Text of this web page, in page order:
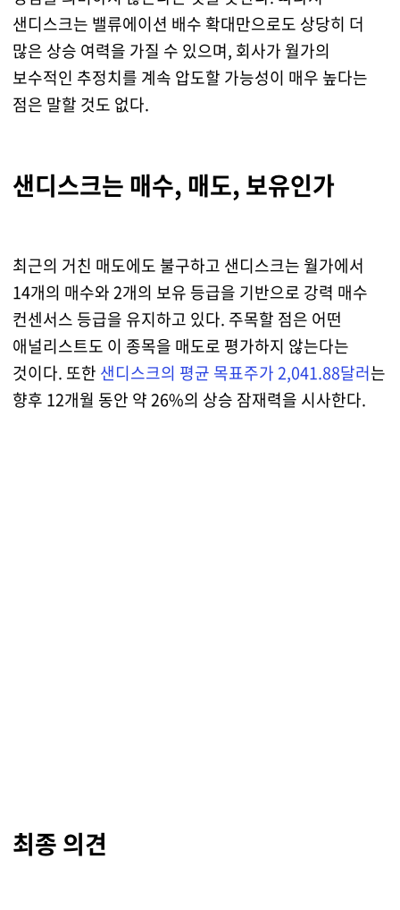
샌디스크는 밸류에이션 배수 확대만으로도 상당히 더
많은 상승 여력을 가질 수 있으며, 회사가 월가의
보수적인 추정치를 계속 압도할 가능성이 매우 높다는
점은 말할 것도 없다.
샌디스크는 매수, 매도, 보유인가
최근의 거친 매도에도 불구하고 샌디스크는 월가에서
14개의 매수와 2개의 보유 등급을 기반으로 강력 매수
컨센서스 등급을 유지하고 있다. 주목할 점은 어떤
애널리스트도 이 종목을 매도로 평가하지 않는다는
것이다. 또한 샌디스크의 평균 목표주가 2,041.88달러는
향후 12개월 동안 약 26%의 상승 잠재력을 시사한다.
최종 의견